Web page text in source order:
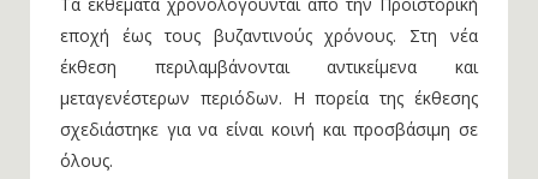
εποχή έως τους βυζαντινούς χρόνους. Στη νέα
έκθεση περιλαμβάνονται αντικείμενα και
μεταγενέστερων περιόδων. Η πορεία της έκθεσης
σχεδιάστηκε για να είναι κοινή και προσβάσιμη σε
όλους.